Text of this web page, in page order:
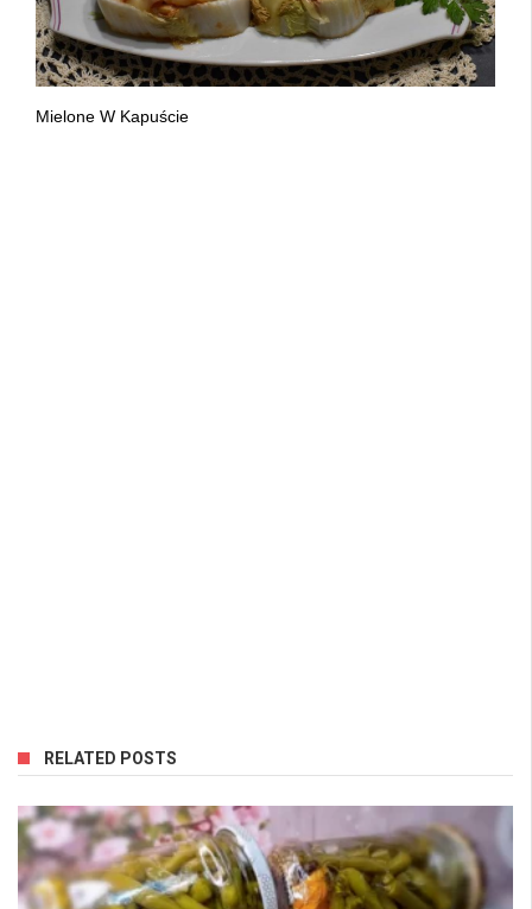
Mielone W Kapuście
RELATED POSTS